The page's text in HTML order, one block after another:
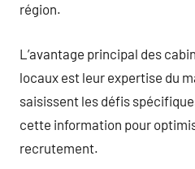
région.
L’avantage principal des
locaux est leur expertise du
saisissent les défis
cette information pour
recrutement.